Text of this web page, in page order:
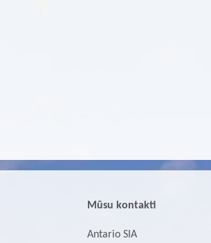
Mūsu kontakti
Antario SIA